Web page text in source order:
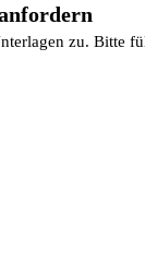
zu. Bitte